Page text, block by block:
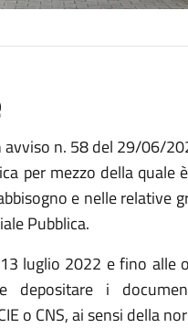
avviso n. 58 del 29/06/
per mezzo della
e nelle relative
Pubblica.
luglio 2022 e fino
depositare i
o CNS, ai sensi della